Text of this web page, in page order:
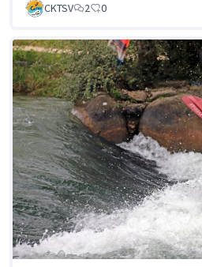
CKTSV
2 0